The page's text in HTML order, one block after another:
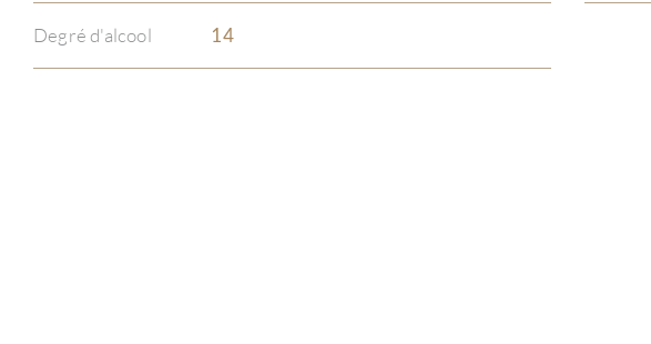
Degré d'alcool 14